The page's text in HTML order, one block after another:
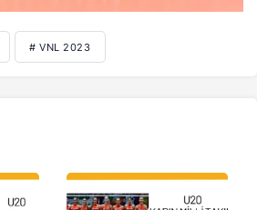
# VNL 2023